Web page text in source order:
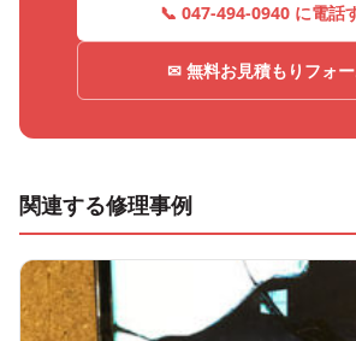
📞 047-494-0940 に電話
✉ 無料お見積もりフォ
関連する修理事例